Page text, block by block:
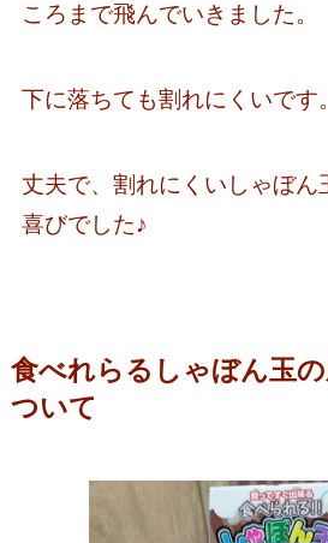
ころまで飛んでいきました。
下に落ちても割れにくいです。
丈夫で、割れにくいしゃぼん
喜びでした♪
食べれらるしゃぼん玉
ついて